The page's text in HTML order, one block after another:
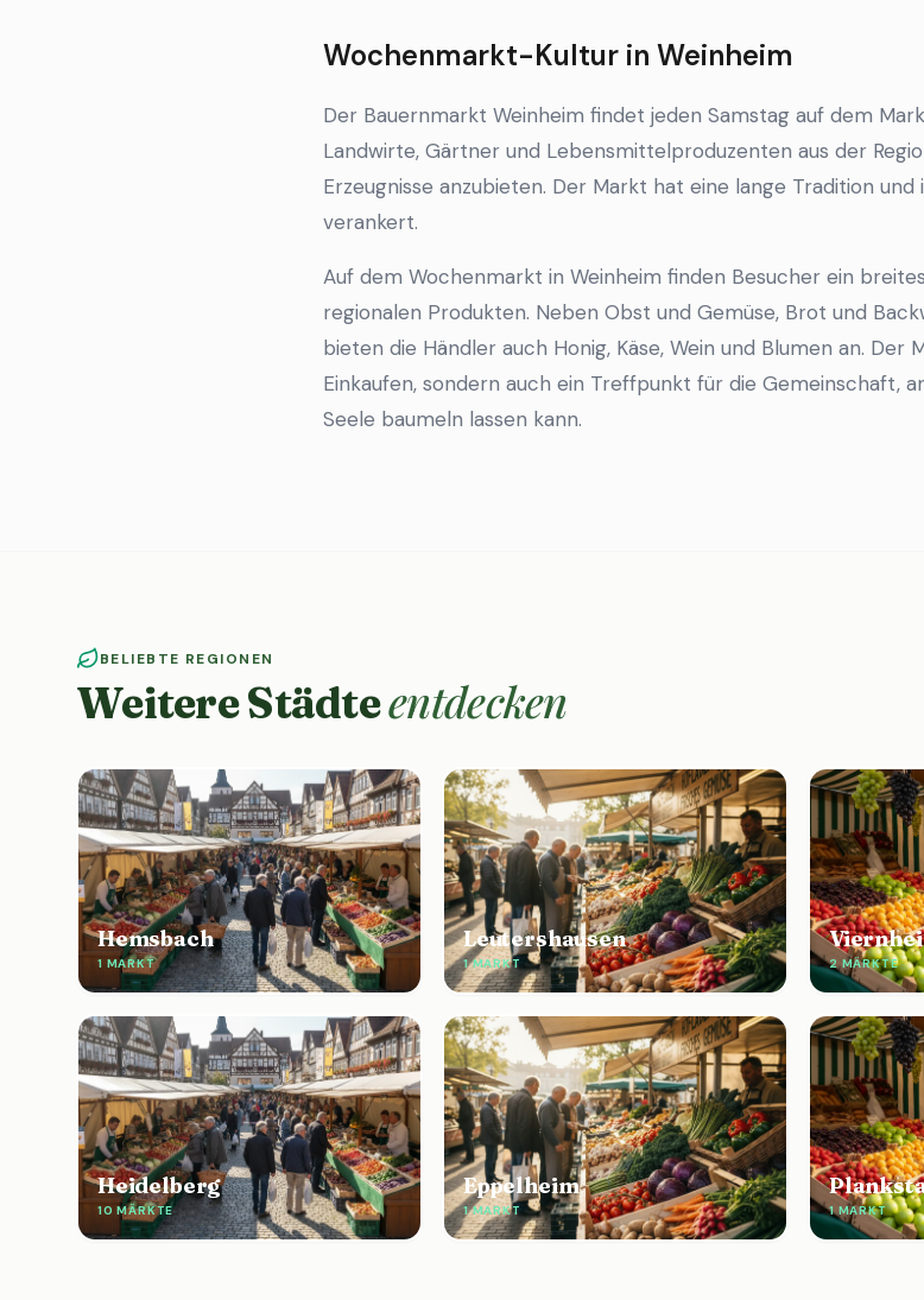
Wochenmarkt-Kultur in Weinheim
Der Bauernmarkt Weinheim findet jeden Samstag auf dem
Landwirte, Gärtner und Lebensmittelproduzenten aus der
Erzeugnisse anzubieten. Der Markt hat eine lange Tradition
verankert.
Auf dem Wochenmarkt in Weinheim finden Besucher ein
regionalen Produkten. Neben Obst und Gemüse, Brot und
bieten die Händler auch Honig, Käse, Wein und Blumen an.
Einkaufen, sondern auch ein Treffpunkt für die Gemeinschaft,
Seele baumeln lassen kann.
BELIEBTE REGIONEN
Weitere Städteentdecken
Hemsbach
1 MARKT
Leutershausen
1 MARKT 2 MÄRKTE
Heidelberg
10 MÄRKTE
Eppelheim
1 MARKT 1 MARKT